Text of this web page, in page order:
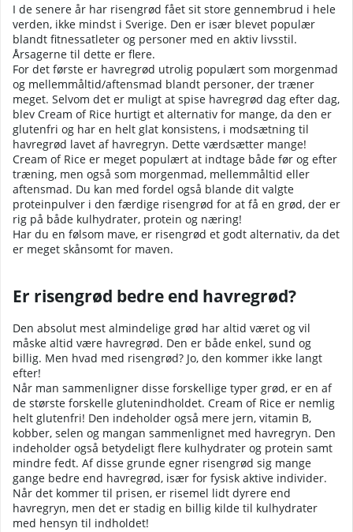
I de senere år har risengrød fået sit store gennembrud i hele
verden, ikke mindst i Sverige. Den er især blevet populær
blandt fitnessatleter og personer med en aktiv livsstil.
Årsagerne til dette er flere.
For det første er havregrød utrolig populært som morgenmad
og mellemmåltid/aftensmad blandt personer, der træner
meget. Selvom det er muligt at spise havregrød dag efter dag,
blev Cream of Rice hurtigt et alternativ for mange, da den er
glutenfri og har en helt glat konsistens, i modsætning til
havregrød lavet af havregryn. Dette værdsætter mange!
Cream of Rice er meget populært at indtage både før og efter
træning, men også som morgenmad, mellemmåltid eller
aftensmad. Du kan med fordel også blande dit valgte
proteinpulver i den færdige risengrød for at få en grød, der er
rig på både kulhydrater, protein og næring!
Har du en følsom mave, er risengrød et godt alternativ, da det
er meget skånsomt for maven.
Er risengrød bedre end havregrød?
Den absolut mest almindelige grød har altid været og vil
måske altid være havregrød. Den er både enkel, sund og
billig. Men hvad med risengrød? Jo, den kommer ikke langt
efter!
Når man sammenligner disse forskellige typer grød, er en af
de største forskelle glutenindholdet. Cream of Rice er nemlig
helt glutenfri! Den indeholder også mere jern, vitamin B,
kobber, selen og mangan sammenlignet med havregryn. Den
indeholder også betydeligt flere kulhydrater og protein samt
mindre fedt. Af disse grunde egner risengrød sig mange
gange bedre end havregrød, især for fysisk aktive individer.
Når det kommer til prisen, er risemel lidt dyrere end
havregryn, men det er stadig en billig kilde til kulhydrater
med hensyn til indholdet!